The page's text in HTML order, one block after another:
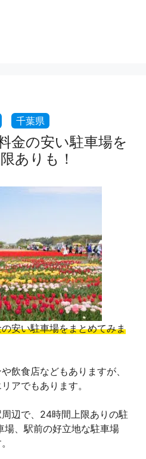
金の安い駐車場を
ありも！
安い駐車場をまとめてみま
飲食店などもありますが、
アでもあります。
辺で、24時間上限ありの駐
、駅前の好立地な駐車場